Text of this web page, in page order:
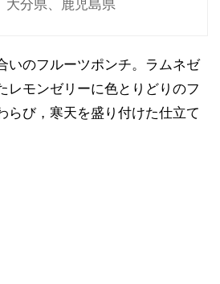
大分県、鹿児島県
いのフルーツポンチ。ラムネゼ
レモンゼリーに色とりどりのフ
らび，寒天を盛り付けた仕立て